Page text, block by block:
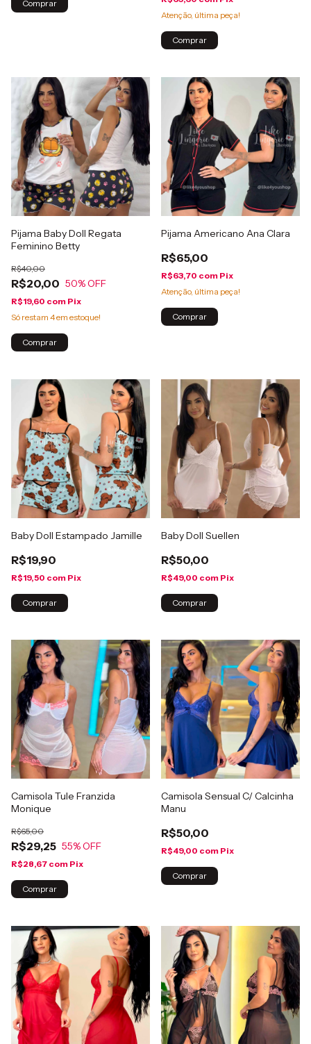
Comprar
Atenção, última peça!
Comprar
Pijama Baby Doll Regata
Feminino Betty
R$20,00
R$40,00
50% OFF
R$19,60 com Pix
Só restam 4em estoque!
Comprar
Pijama Americano Ana Clara
R$65,00
R$63,70 com Pix
Atenção, última peça!
Comprar
Baby Doll Estampado Jamille
R$19,90
R$19,50 com Pix
Comprar
Baby Doll Suellen
R$50,00
R$49,00 com Pix
Comprar
Camisola Tule Franzida
Monique
R$29,25
R$65,00
55% OFF
R$28,67 com Pix
Comprar
Camisola Sensual C/ Calcinha
Manu
R$50,00
R$49,00 com Pix
Comprar